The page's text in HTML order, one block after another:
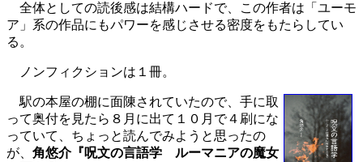
全体としての読後感は結構ハードで、この作者は「ユーモ
ア」系の作品にもパワーを感じさせる密度をもたらしてい
る。
ノンフィクションは１冊。
駅の本屋の棚に面陳されていたので、手に取
って奥付を見たら８月に出て１０月で４刷にな
っていて、ちょっと読んでみようと思ったの
が、 角悠介『呪文の言語学 ルーマニアの魔女